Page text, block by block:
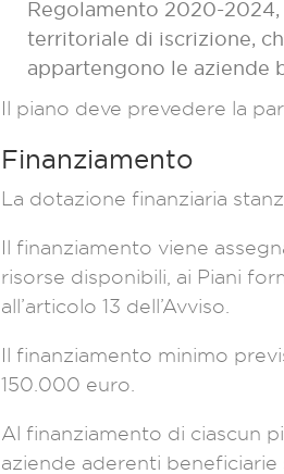
Regolamento 2020-
territoriale di iscrizione,
appartengono le aziende
Il piano deve prevedere la
Finanziamento
La dotazione finanziaria
Il finanziamento viene
risorse disponibili, ai Piani
all’articolo 13 dell’Avviso.
Il finanziamento minimo
150.000 euro.
Al finanziamento di ciascun
aziende aderenti